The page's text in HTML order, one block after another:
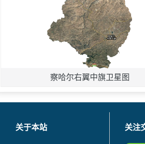
察哈尔右翼中旗卫星图
关于本站 关注